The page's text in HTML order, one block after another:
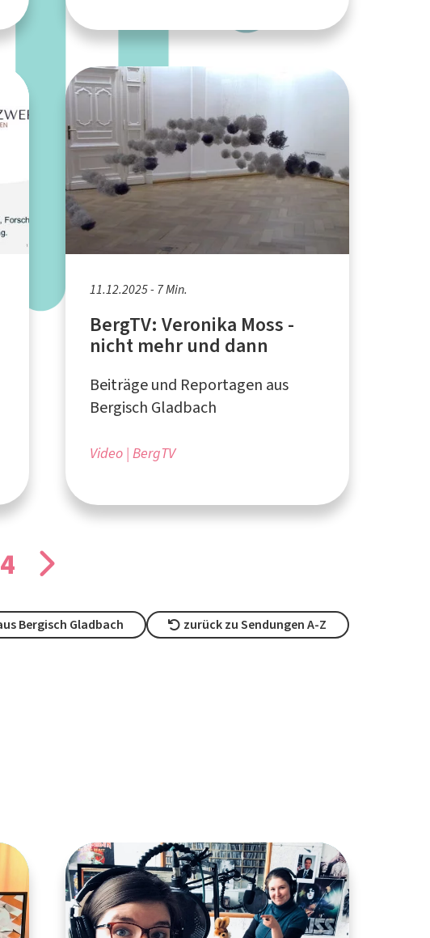
11.12.2025 - 7 Min.
BergTV: Veronika Moss -
nicht mehr und dann
Beiträge und Reportagen aus
Bergisch Gladbach
Video BergTV
Bergisch Gladbach zurück zu Sendungen A-Z